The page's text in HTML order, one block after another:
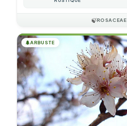
🍃ROSACEAE
🌲ARBUSTE